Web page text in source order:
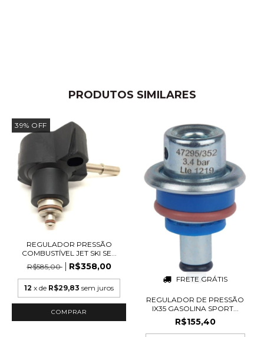
PRODUTOS SIMILARES
39% OFF
REGULADOR PRESSÃO
COMBUSTÍVEL JET SKI SE...
R$585,00
R$358,00
12 x de R$29,83 sem juros
FRETE GRÁTIS
REGULADOR DE PRESSÃO
IX35 GASOLINA SPORT...
R$155,40